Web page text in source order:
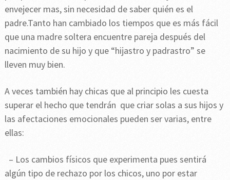
envejecer mas, sin necesidad de saber quién es el
padre.Tanto han cambiado los tiempos que es más fácil
que una madre soltera encuentre pareja después del
nacimiento de su hijo y que “hijastro y padrastro” se
lleven muy bien.
A veces también hay chicas que al principio les cuesta
superar el hecho que tendrán que criar solas a sus hijos y
las afectaciones emocionales pueden ser varias, entre
ellas:
– Los cambios físicos que experimenta pues sentirá
algún tipo de rechazo por los chicos, uno por estar